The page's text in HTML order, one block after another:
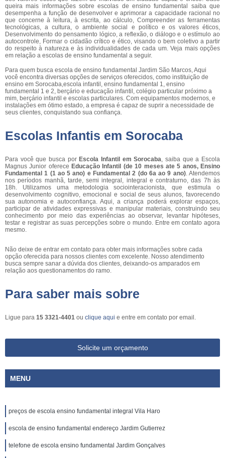
queira mais informações sobre escolas de ensino fundamental saiba que
desempenha a função de desenvolver e aprimorar a capacidade racional no
que concerne à leitura, à escrita, ao cálculo, Compreender as ferramentas
tecnológicas, a cultura, o ambiente social e político e os valores éticos,
Desenvolvimento do pensamento lógico, a reflexão, o diálogo e o estímulo ao
autocontrole, Formar o cidadão crítico e ético, visando o bem coletivo a partir
do respeito à natureza e às individualidades de cada um. Veja mais opções
em relação a escolas de ensino fundamental a seguir.
Para quem busca escola de ensino fundamental Jardim São Marcos, Aqui
você encontra diversas opções de serviços oferecidos, como instituição de
ensino em Sorocaba,escola infantil, ensino fundamental 1, ensino
fundamental 1 e 2, berçário e educação infantil, colégio particular próximo a
mim, berçário infantil e escolas particulares. Com equipamentos modernos, e
instalações em ótimo estado, a empresa é capaz de suprir a necessidade de
seus clientes, conquistando sua confiança.
Escolas Infantis em Sorocaba
Para você que busca por Escola Infantil em Sorocaba, saiba que a Escola
Magnus Junior oferece Educação Infantil (de 10 meses ate 5 anos, Ensino
Fundamental 1 (1 ao 5 ano) e Fundamental 2 (do 6a ao 9 ano). Atendemos
nos períodos manhã, tarde, semi integral, integral e contraturno, das 7h às
18h. Utilizamos uma metodologia sociointeracionista, que estimula o
desenvolvimento cognitivo, emocional e social de seus alunos, favorecendo
sua autonomia e autoconfiança. Aqui, a criança poderá explorar espaços,
participar de atividades expressivas e manipular materiais, construindo seu
conhecimento por meio das experiências ao observar, levantar hipóteses,
testar e registrar as suas percepções sobre o mundo. Entre em contato agora
mesmo.
Não deixe de entrar em contato para obter mais informações sobre cada
opção oferecida para nossos clientes com excelente. Nosso atendimento
busca sempre sanar a dúvida dos clientes, deixando-os amparados em
relação aos questionamentos do ramo.
Para saber mais sobre
Ligue para 15 3321-4401 ou clique aqui e entre em contato por email.
Solicite um orçamento
MENU
preços de escola ensino fundamental integral Vila Haro
escola de ensino fundamental endereço Jardim Gutierrez
telefone de escola ensino fundamental Jardim Gonçalves